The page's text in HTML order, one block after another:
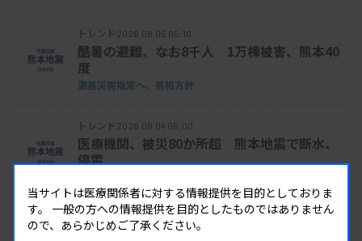
トレンド 2026.08.05 05:10
酷暑の避難、なお8千人 1万棟被害、熊本40
度
激甚災害指定へ、首相方針
トレンド 2026.08.04 05:00
医療機関、被災80か所超 熊本地震で断水、
停電
トレンド 2026.08.03 06:10
マイコプラズマ肺炎が3週増加、性感染症の動
当サイトは医療関係者に対する情報提供を目的としておりま
す。 一般の方への情報提供を目的としたものではありません
ので、あらかじめご了承ください。